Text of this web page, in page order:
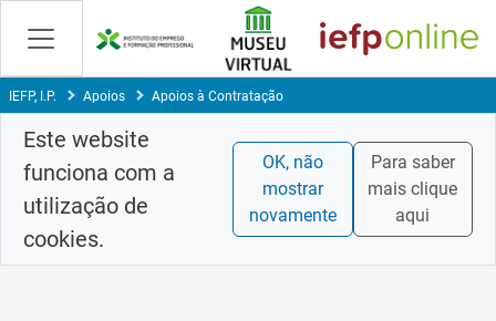
Skip
Content
IEFP, I.P. Apoios Apoios à Contratação
Este website
funciona com a
utilização de
cookies.
OK, não
mostrar
novamente
Para saber
mais clique
aqui